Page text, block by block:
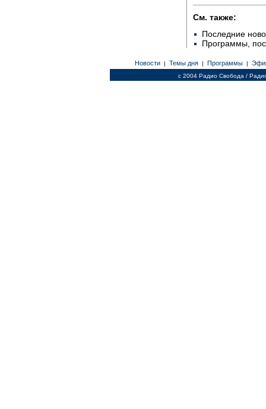
См. также:
Последние
Программы,
Новости | Темы дня | Программы |
c 2004 Радио Свобода /